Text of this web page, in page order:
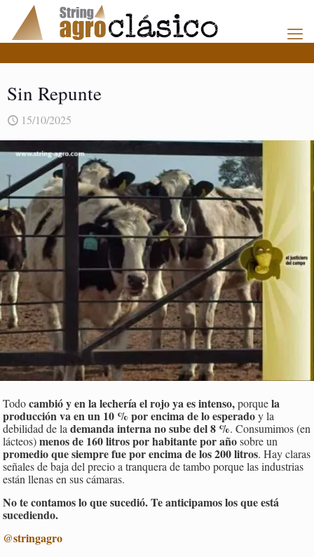
Sin Repunte
15/10/2025
Todocambió y en la lechería el rojo ya es intenso,porquela
producción va en un 10 % por encima de lo esperadoy la
debilidad de lademanda internano sube del 8 %. Consumimos (en
lácteos)menos de 160 litros por habitante por añosobre un
promedio que siempre fue por encima de los 200 litros. Hay claras
señales de baja del precio a tranquera de tambo porque las industrias
están llenas en sus cámaras.
No te contamos lo que sucedió. Te anticipamos los que está
sucediendo.
@stringagro